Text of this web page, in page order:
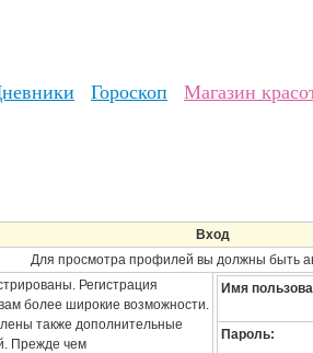
Гороскоп Магазин
Вход
Для просмотра профилей вы должны быть
Регистрация
более широкие возможности.
также дополнительные
Прежде чем
Имя
Пароль: